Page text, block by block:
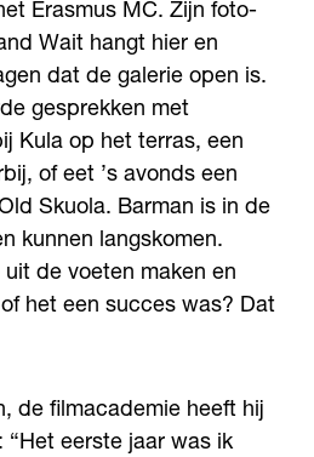
Erasmus MC. Zijn foto-
Wait hangt hier en
dat de galerie open is.
gesprekken met
Kula op het terras, een
of eet ’s avonds een
Skuola. Barman is in de
kunnen langskomen.
de voeten maken en
het een succes was? Dat
de filmacademie heeft hij
“Het eerste jaar was ik